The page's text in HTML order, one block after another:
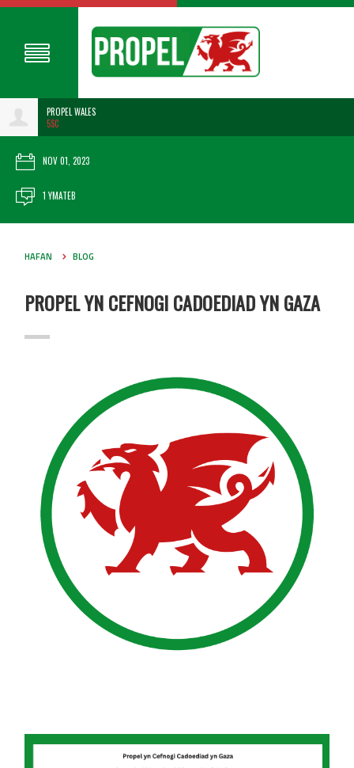
PROPEL WALES
5SC
NOV 01, 2023
1 YMATEB
HAFAN BLOG
PROPEL YN CEFNOGI CADOEDIAD YN GAZA